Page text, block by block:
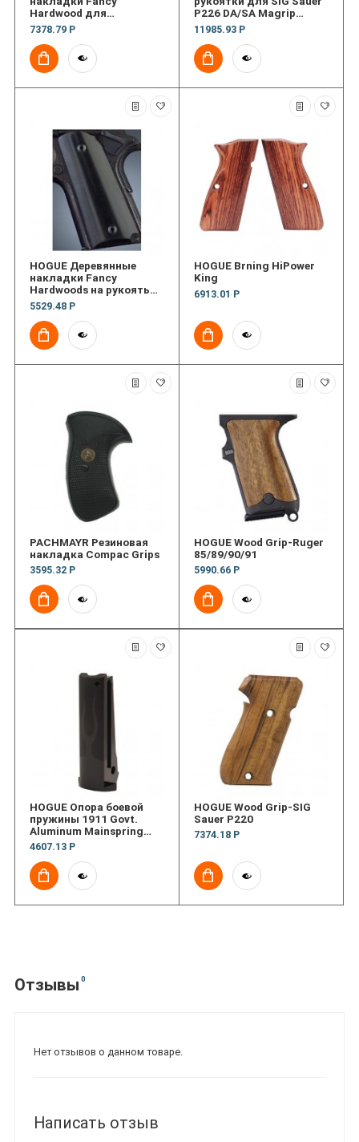
Hardwood для
пистолета 1911
Government model
7378.79 Р
P226 DA/SA Magrip
Checkered G10
11985.93 Р
HOGUE Деревянные
накладки Fancy
Hardwoods на рукоять
пистолета 1911 Officers
Ebony
5529.48 Р
HOGUE Brning HiPower
King
6913.01 Р
PACHMAYR Резиновая
накладка Compac Grips
3595.32 Р
HOGUE Wood Grip-Ruger
85/89/90/91
5990.66 Р
HOGUE Опора боевой
пружины 1911 Govt.
Aluminum Mainspring
Housing Flames
4607.13 Р
HOGUE Wood Grip-SIG
Sauer P220
7374.18 Р
Отзывы 0
Нет отзывов о данном товаре.
Написать отзыв